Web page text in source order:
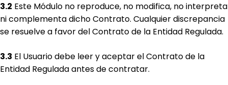
3.2 Este Módulo no reproduce, no modifica, no interpreta
ni complementa dicho Contrato. Cualquier discrepancia
se resuelve a favor del Contrato de la Entidad Regulada.
3.3 El Usuario debe leer y aceptar el Contrato de la
Entidad Regulada antes de contratar.